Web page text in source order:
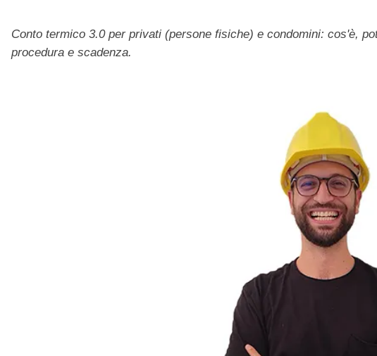
Conto termico 3.0 per privati (persone fisiche) e condomini: cos'è,
procedura e scadenza.